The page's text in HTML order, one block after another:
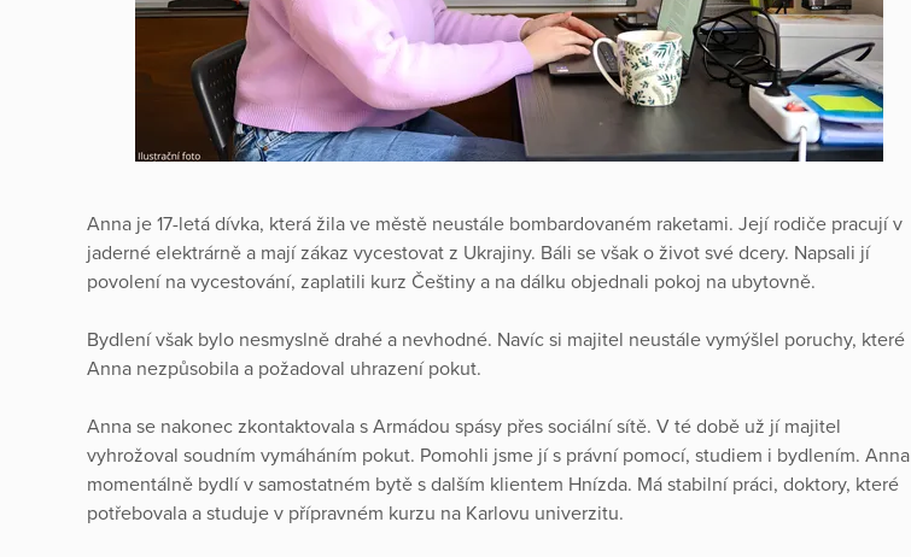
Anna je 17-letá dívka, která žila ve městě neustále bombardovaném raketami. Její rodiče pracují v
jaderné elektrárně a mají zákaz vycestovat z Ukrajiny. Báli se však o život své dcery. Napsali jí
povolení na vycestování, zaplatili kurz Češtiny a na dálku objednali pokoj na ubytovně.
Bydlení však bylo nesmyslně drahé a nevhodné. Navíc si majitel neustále vymýšlel poruchy, které
Anna nezpůsobila a požadoval uhrazení pokut.
Anna se nakonec zkontaktovala s Armádou spásy přes sociální sítě. V té době už jí majitel
vyhrožoval soudním vymáháním pokut. Pomohli jsme jí s právní pomocí, studiem i bydlením. Anna
momentálně bydlí v samostatném bytě s dalším klientem Hnízda. Má stabilní práci, doktory, které
potřebovala a studuje v přípravném kurzu na Karlovu univerzitu.